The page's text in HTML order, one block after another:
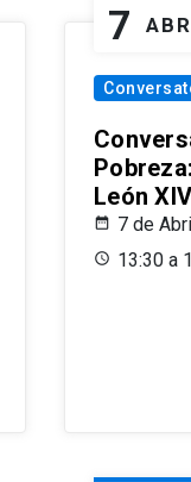
7 ABR
León XIV
7 de
13:30 a